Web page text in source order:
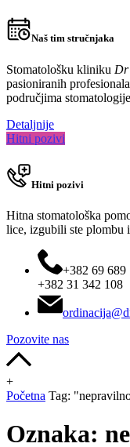
Naš tim stručnjaka
Stomatološku kliniku Dr
pasioniranih
područjima
Detaljnije
Hitni pozivi
Hitni pozivi
Hitna stomatološka
lice, izgubili ste plombu
+382 69 689
+382 31 342 108
Pozovite nas
+
Početna Tag:
Oznaka: